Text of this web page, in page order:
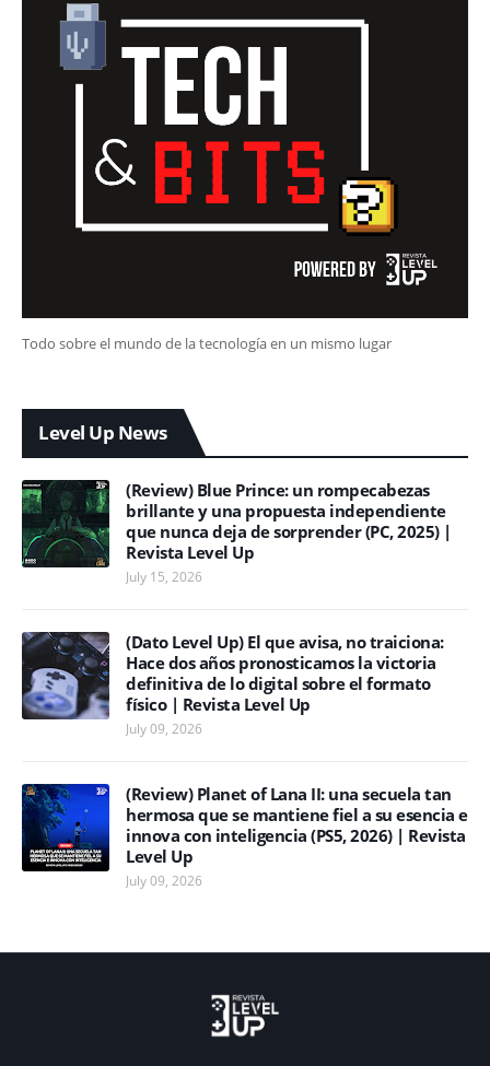
Todo sobre el mundo de la tecnología en un mismo lugar
Level Up News
(Review) Blue Prince: un rompecabezas
brillante y una propuesta independiente
que nunca deja de sorprender (PC, 2025) |
Revista Level Up
July 15, 2026
(Dato Level Up) El que avisa, no traiciona:
Hace dos años pronosticamos la victoria
definitiva de lo digital sobre el formato
físico | Revista Level Up
July 09, 2026
(Review) Planet of Lana II: una secuela tan
hermosa que se mantiene fiel a su esencia e
innova con inteligencia (PS5, 2026) | Revista
Level Up
July 09, 2026